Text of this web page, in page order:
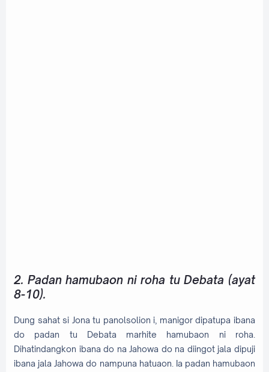
2. Padan hamubaon ni roha tu Debata (ayat
8-10).
Dung sahat si Jona tu panolsolion i, manigor dipatupa ibana
do padan tu Debata marhite hamubaon ni roha.
Dihatindangkon ibana do na Jahowa do na diingot jala dipuji
ibana jala Jahowa do nampuna hatuaon. Ia padan hamubaon